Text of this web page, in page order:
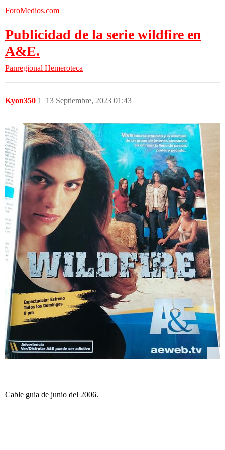
ForoMedios.com
Publicidad de la serie wildfire en
A&E.
Panregional Hemeroteca
Kyon350 13 Septiembre, 2023 01:43
1
Cable guia de junio del 2006.